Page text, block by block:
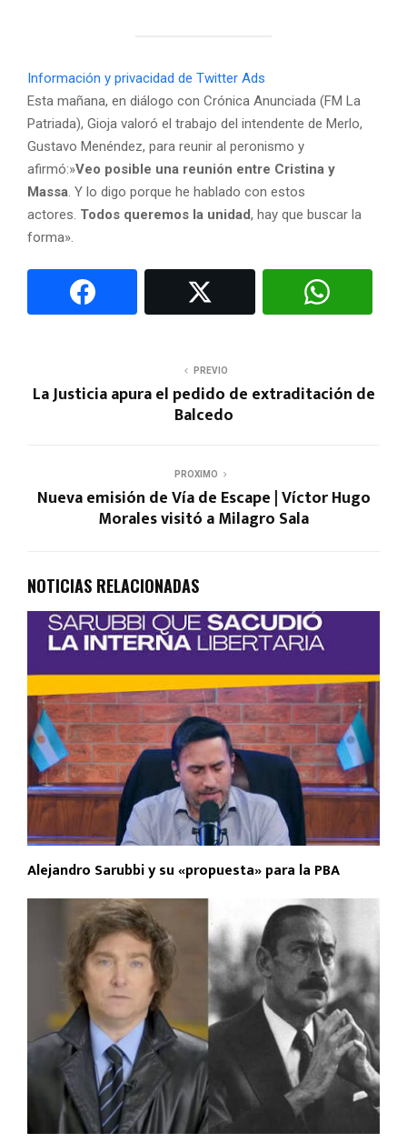
Información y privacidad de Twitter Ads
Esta mañana, en diálogo con Crónica Anunciada (FM La
Patriada), Gioja valoró el trabajo del intendente de Merlo,
Gustavo Menéndez, para reunir al peronismo y
afirmó:»Veo posible una reunión entre Cristina y
Massa . Y lo digo porque he hablado con estos
actores. Todos queremos la unidad, hay que buscar la
forma».
PREVIO
La Justicia apura el pedido de extraditación de
Balcedo
PROXIMO
Nueva emisión de Vía de Escape | Víctor Hugo
Morales visitó a Milagro Sala
NOTICIAS RELACIONADAS
Alejandro Sarubbi y su «propuesta» para la PBA